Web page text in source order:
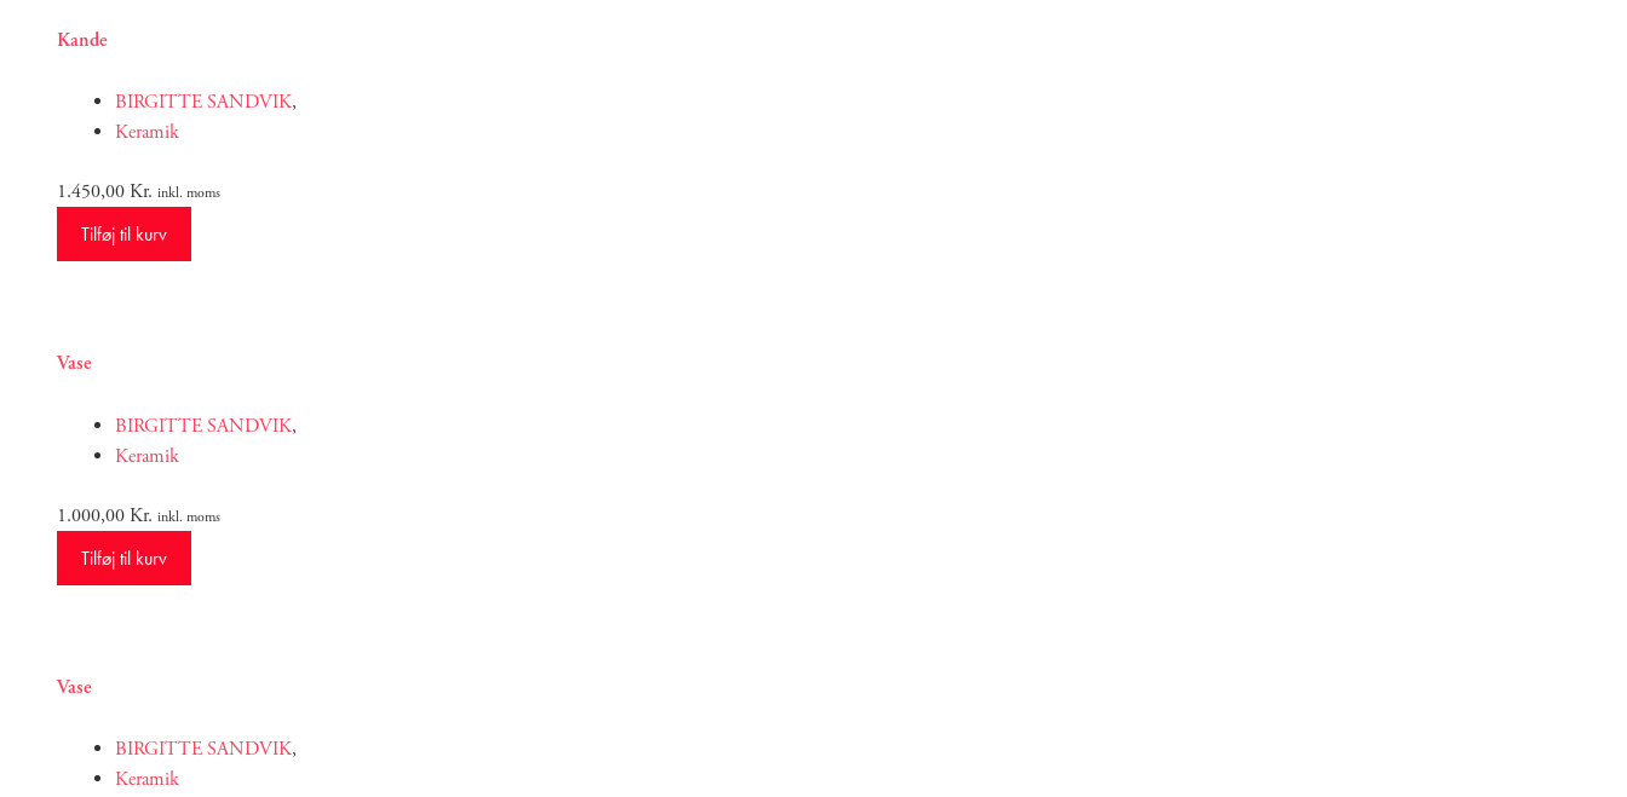
Kande
BIRGITTE SANDVIK,
Keramik
1.450,00Kr. inkl. moms
Tilføj til kurv
Vase
BIRGITTE SANDVIK,
Keramik
1.000,00Kr. inkl. moms
Tilføj til kurv
Vase
BIRGITTE SANDVIK,
Keramik